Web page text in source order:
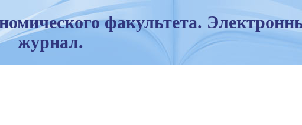
факультета.
журнал.